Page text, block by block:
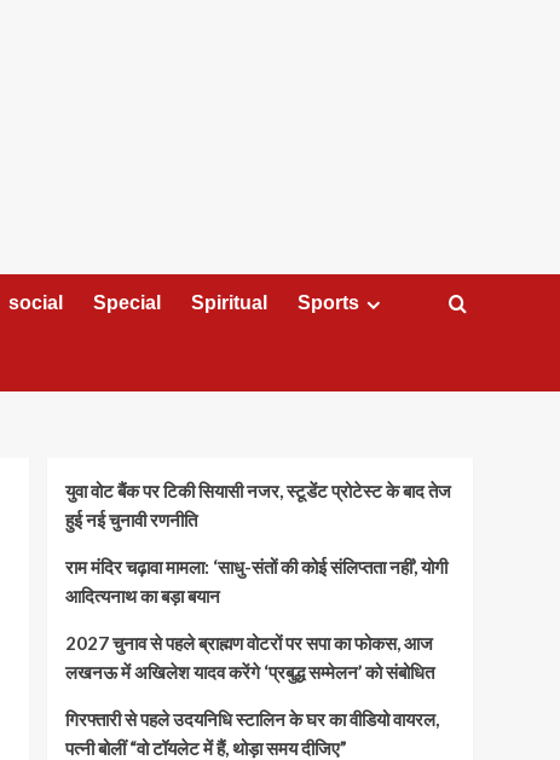
social Special Spiritual Sports
युवा वोट बैंक पर टिकी सियासी नजर, स्टूडेंट प्रोटेस्ट के बाद तेज
हुई नई चुनावी रणनीति
राम मंदिर चढ़ावा मामला: ‘साधु-संतों की कोई संलिप्तता नहीं’, योगी
आदित्यनाथ का बड़ा बयान
2027 चुनाव से पहले ब्राह्मण वोटरों पर सपा का फोकस, आज
लखनऊ में अखिलेश यादव करेंगे ‘प्रबुद्ध सम्मेलन’ को संबोधित
गिरफ्तारी से पहले उदयनिधि स्टालिन के घर का वीडियो वायरल,
पत्नी बोलीं “वो टॉयलेट में हैं, थोड़ा समय दीजिए”